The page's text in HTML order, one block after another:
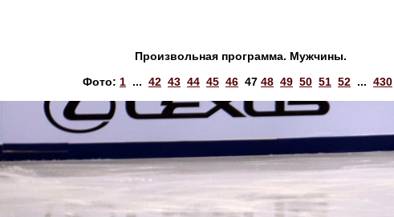
Произвольная программа. Мужчины.
Фото: 1 ... 42 43 44 45 46 47 48 49 50 51 52 ... 430